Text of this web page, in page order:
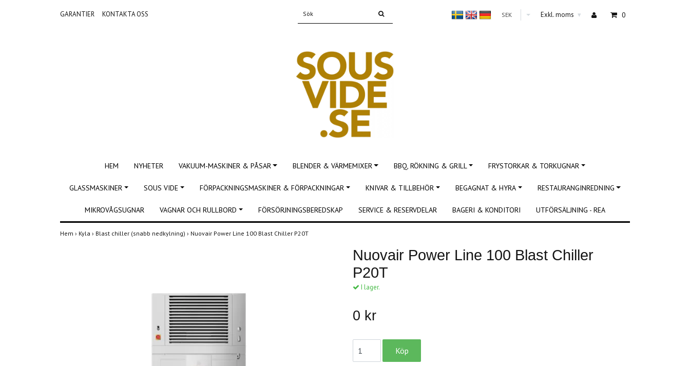
GARANTIER KONTAKTA OSS SEK Exkl. moms ▾ 0
HEM NYHETER VAKUUM-MASKINER & PÅSAR BLENDER & VÄRMEMIXER BBQ, RÖKNING & GRILL FRYSTORKAR & TORKUGNAR
GLASSMASKINER SOUS VIDE FÖRPACKNINGSMASKINER & FÖRPACKNINGAR KNIVAR & TILLBEHÖR BEGAGNAT & HYRA RESTAURANGINREDNING
MIKROVÅGSUGNAR VAGNAR OCH RULLBORD FÖRSÖRJNINGSBEREDSKAP SERVICE & RESERVDELAR BAGERI & KONDITORI UTFÖRSÄLJNING - REA
Hem › Kyla › Blast chiller (snabb nedkylning) › Nuovair Power Line 100 Blast Chiller P20T
Nuovair Power Line 100 Blast Chiller
P20T
I lager.
0 kr